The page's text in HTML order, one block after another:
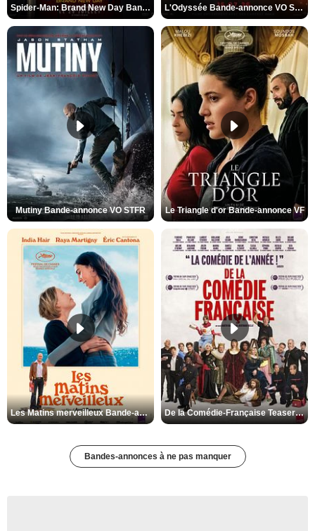
Spider-Man: Brand New Day Bande-annonce VO STFR L'Odyssée Bande-annonce VO STFR
Mutiny Bande-annonce VO STFR Le Triangle d'or Bande-annonce VF
Les Matins merveilleux Bande-annonce VF De la Comédie-Française Teaser VF
Bandes-annonces à ne pas manquer